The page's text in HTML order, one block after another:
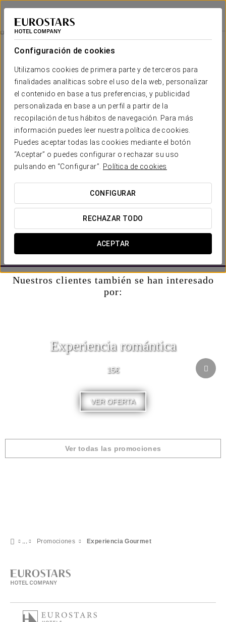
Configuración de cookies
Utilizamos cookies de primera parte y de terceros para
finalidades analíticas sobre el uso de la web, personalizar
el contenido en base a tus preferencias, y publicidad
personalizada en base a un perfil a partir de la
recopilación de tus hábitos de navegación. Para más
información puedes leer nuestra política de cookies.
Puedes aceptar todas las cookies mediante el botón
“Aceptar” o puedes configurar o rechazar su uso
pulsando en “Configurar”.
Política de cookies
CONFIGURAR
RECHAZAR TODO
ACEPTAR
Dorma Reina Isabel
ÁVILA
Experiencia Gourmet
30€
Experiencia gourmet
Disfruta de una degustación en tu habitación del Dorma
-Selección de embutidos ibéricos “D.O. Guijuelo”.
-Botella de vino tinto “D.O. Toro”.
Nuestros clientes también se han interesado
por:
Experiencia romántica
15€
VER OFERTA
Ver todas las promociones
Promociones Experiencia Gourmet